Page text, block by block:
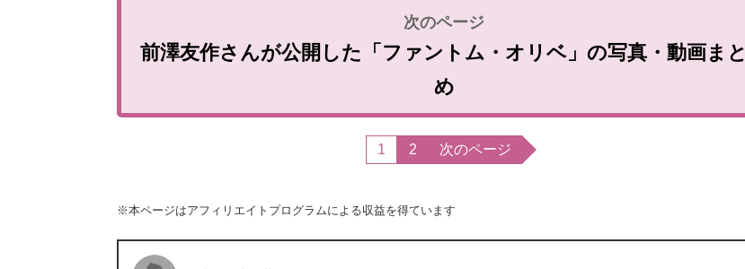
前澤友作さんが公開した「ファントム・オリベ」の写真・動画まと
め
1 2 次のページ
※本ページはアフィリエイトプログラムによる収益を得ています